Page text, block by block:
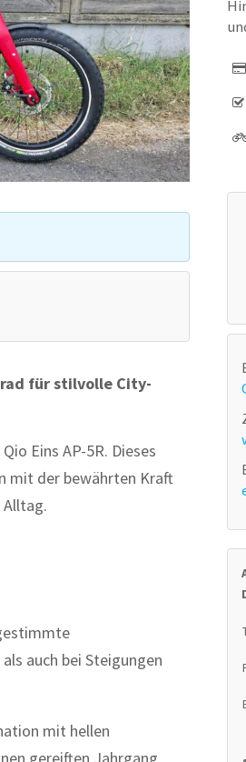
für stilvolle City-
Eins AP-5R. Dieses
mit der bewährten Kraft
Alltag.
auch bei Steigungen
mit hellen
gereiften Jahrgang